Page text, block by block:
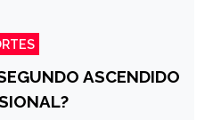
ASCENDIDO